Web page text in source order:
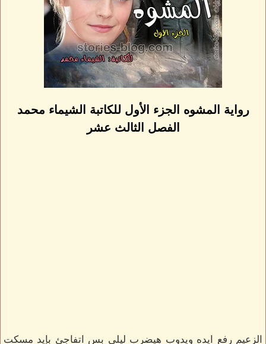
رواية المشوه الجزء الأول للكاتبة الشيماء محمد
الفصل الثالث عشر
الزعيم رفع ايده ويدوب هيضرب ليلي بس اتفاجئ بإيد مسكت